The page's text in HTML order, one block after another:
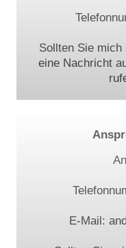
Sollten Sie
eine Nachricht
E-Mail: